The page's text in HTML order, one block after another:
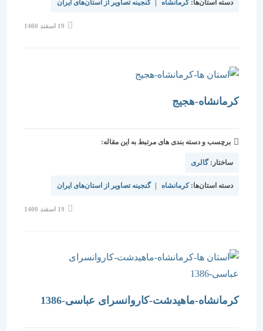
دسته استان‌ها:کرمانشاه | گنجینه تصاویر از استان‌های ایران
کرمانشاه-هجیج
برچسب و دسته بندی های مرتبط به این مقاله:
ساختار:گالری
دسته استان‌ها:کرمانشاه | گنجینه تصاویر از استان‌های ایران
کرمانشاه-ماهیدشت-کاروانسرای عباسی-1386